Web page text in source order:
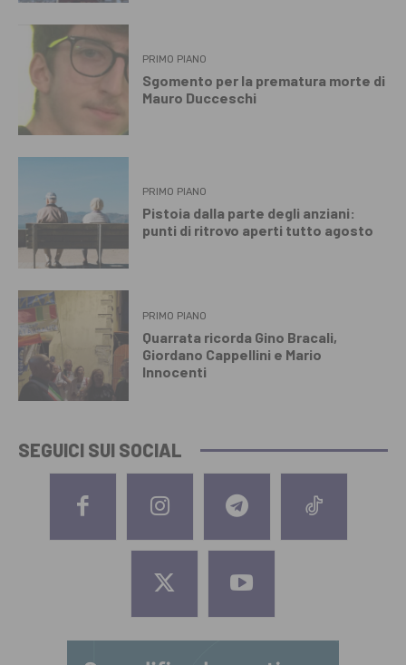
PRIMO PIANO
Sgomento per la prematura morte di
Mauro Ducceschi
PRIMO PIANO
Pistoia dalla parte degli anziani:
punti di ritrovo aperti tutto agosto
PRIMO PIANO
Quarrata ricorda Gino Bracali,
Giordano Cappellini e Mario
Innocenti
SEGUICI SUI SOCIAL